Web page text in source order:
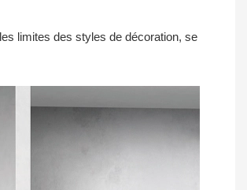
limites des styles de décoration, se